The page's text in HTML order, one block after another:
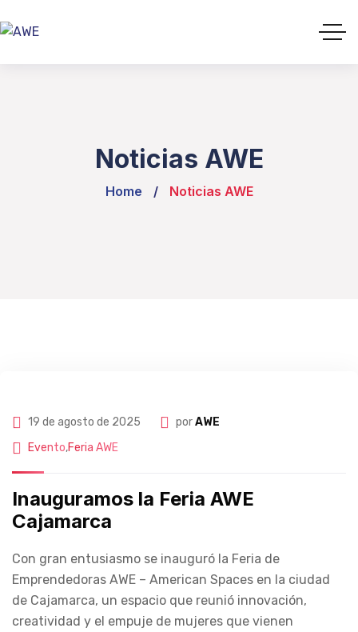
Noticias AWE
Home Noticias AWE
19 de agosto de 2025 porAWE
Evento,Feria AWE
Inauguramos la Feria AWE
Cajamarca
Con gran entusiasmo se inauguró la Feria de
Emprendedoras AWE – American Spaces en la ciudad
de Cajamarca, un espacio que reunió innovación,
creatividad y el empuje de mujeres que vienen